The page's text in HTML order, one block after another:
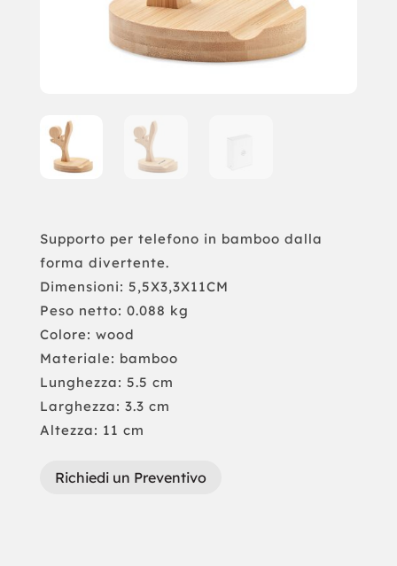
Supporto per telefono in bamboo dalla
forma divertente.
Dimensioni: 5,5X3,3X11CM
Peso netto: 0.088 kg
Colore: wood
Materiale: bamboo
Lunghezza: 5.5 cm
Larghezza: 3.3 cm
Altezza: 11 cm
Richiedi un Preventivo